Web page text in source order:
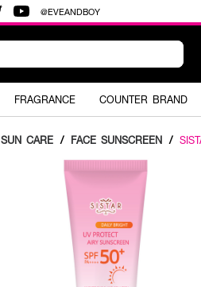
@EVEANDBOY
FRAGRANCE COUNTER BRAND
SUN CARE / FACE SUNSCREEN /